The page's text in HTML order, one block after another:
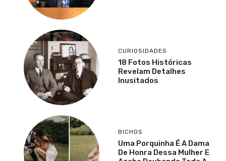
CURIOSIDADES
18 Fotos Históricas
Revelam Detalhes
Inusitados
BICHOS
Uma Porquinha É A Dama
De Honra Dessa Mulher E